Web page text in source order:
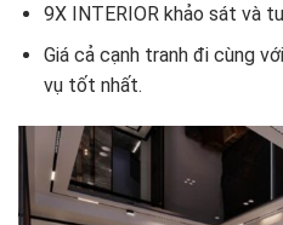
9X INTERIOR khảo sát và
Giá cả cạnh tranh đi cùng
vụ tốt nhất.